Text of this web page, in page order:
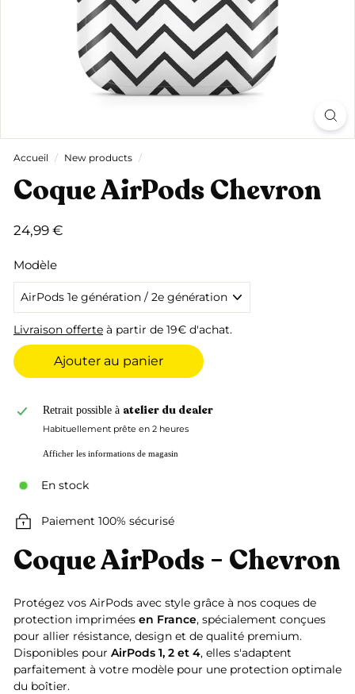
Accueil / New products /
Coque AirPods Chevron
Prix
24,99 €24,99
Modèle
Livraison offerte à partir de 19€ d'achat.
Ajouter au panier
Retrait possible à atelier du dealer
Habituellement prête en 2 heures
Afficher les informations de magasin
En stock
Paiement 100% sécurisé
Coque AirPods - Chevron
Protégez vos AirPods avec style grâce à nos coques de
protection imprimées en France, spécialement conçues
pour allier résistance, design et de qualité premium.
Disponibles pour AirPods 1, 2 et 4, elles s'adaptent
parfaitement à votre modèle pour une protection optimale
du boîtier.